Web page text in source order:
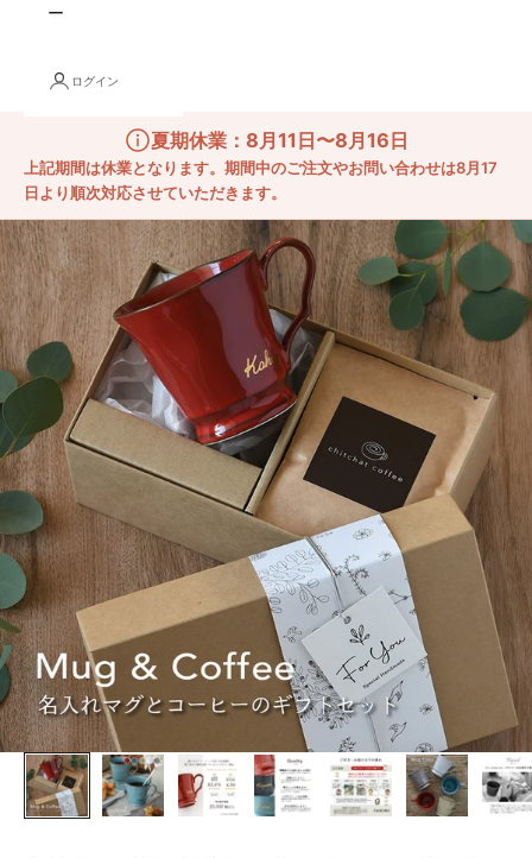
ー
ログイン
夏期休業：8月11日〜8月16日
上記期間は休業となります。期間中のご注文やお問い合わせは8月17
日より順次対応させていただきます。